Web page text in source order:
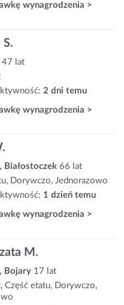
wynagrodzenia >
47 lat
2 dni temu
wynagrodzenia >
Białostoczek 66 lat
Dorywczo, Jednorazowo
1 dzień temu
wynagrodzenia >
M.
Bojary 17 lat
Część etatu, Dorywczo,